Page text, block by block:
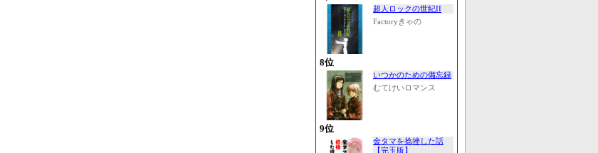
超人ロックの世紀II
Factoryきゃの
8位
いつかのための備忘録
むてけいロマンス
9位
金タマを捻挫した話
【完玉版】